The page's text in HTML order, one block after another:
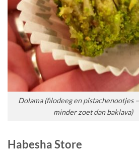
Dolama (filodeeg en pistachenootjes
minder zoet dan baklava)
Habesha Store